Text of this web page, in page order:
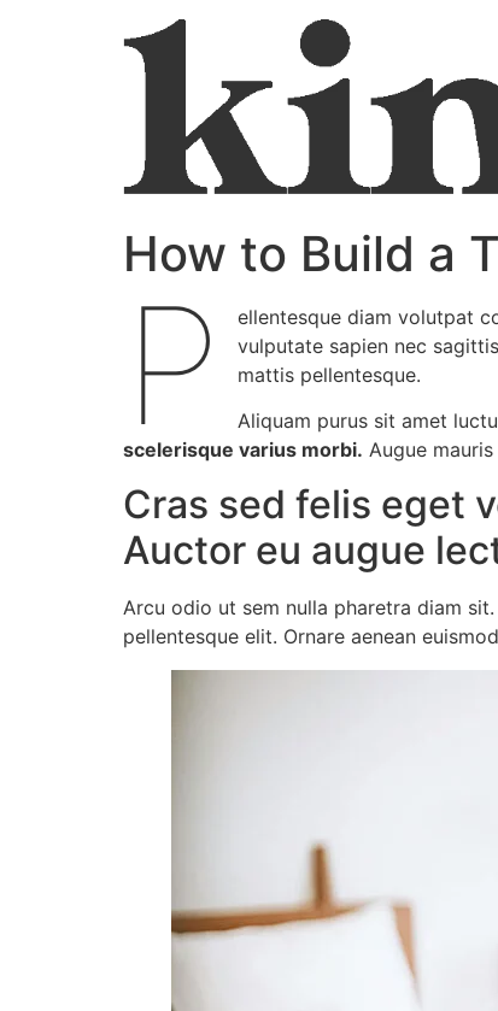
How to Build a
P
ellentesque diam volutpat
vulputate sapien nec
mattis pellentesque.
Aliquam purus sit amet
scelerisque varius morbi. Augue
Cras sed felis eget
Auctor eu augue
Arcu odio ut sem nulla pharetra diam
pellentesque elit. Ornare aenean